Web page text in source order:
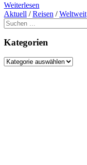
Weiterlesen
Aktuell /Reisen /Weltweit
Suche
nach:
Kategorien
Kategorien